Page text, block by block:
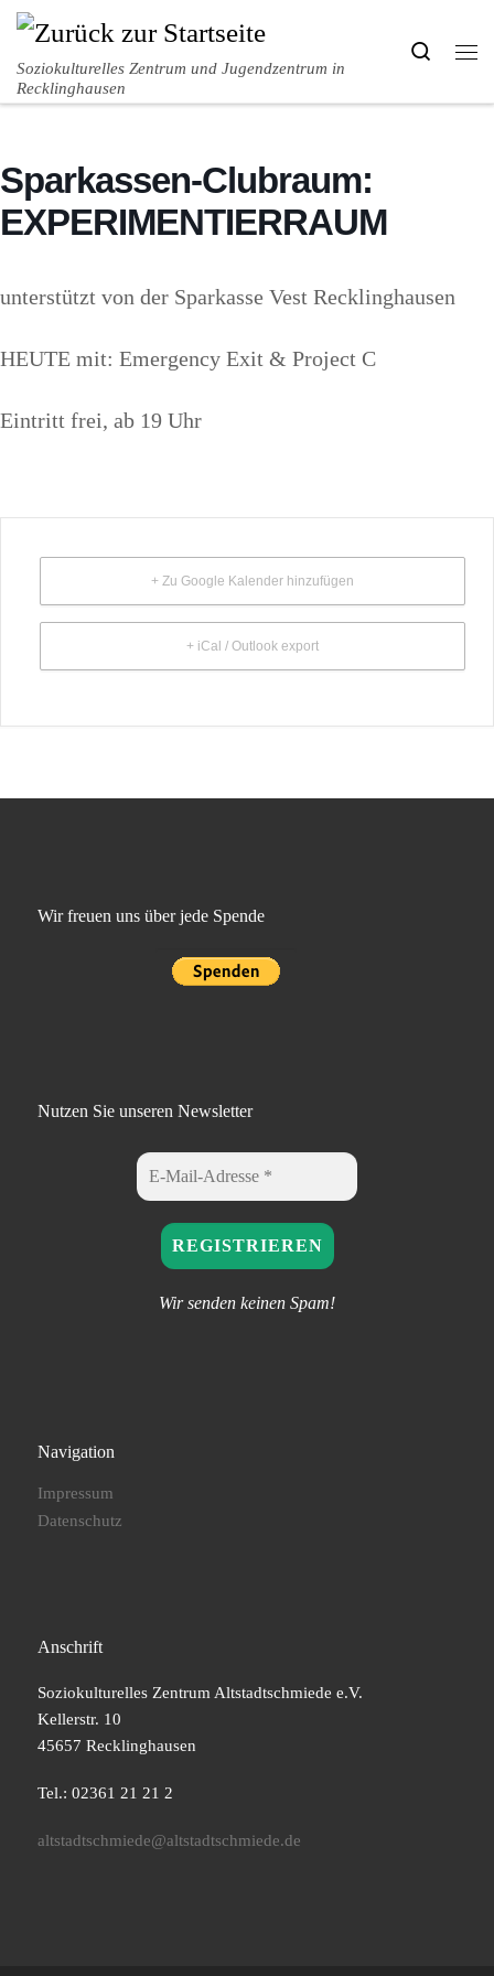
Zum Inhalt springen
Soziokulturelles Zentrum und Jugendzentrum in
Recklinghausen
Search
Sparkassen-Clubraum:
EXPERIMENTIERRAUM
unterstützt von der Sparkasse Vest Recklinghausen
HEUTE mit: Emergency Exit & Project C
Eintritt frei, ab 19 Uhr
+ Zu Google Kalender hinzufügen
+ iCal / Outlook export
Wir freuen uns über jede Spende
Nutzen Sie unseren Newsletter
Wir senden keinen Spam!
Navigation
Impressum
Datenschutz
Anschrift
Soziokulturelles Zentrum Altstadtschmiede e.V.
Kellerstr. 10
45657 Recklinghausen
Tel.: 02361 21 21 2
altstadtschmiede@altstadtschmiede.de